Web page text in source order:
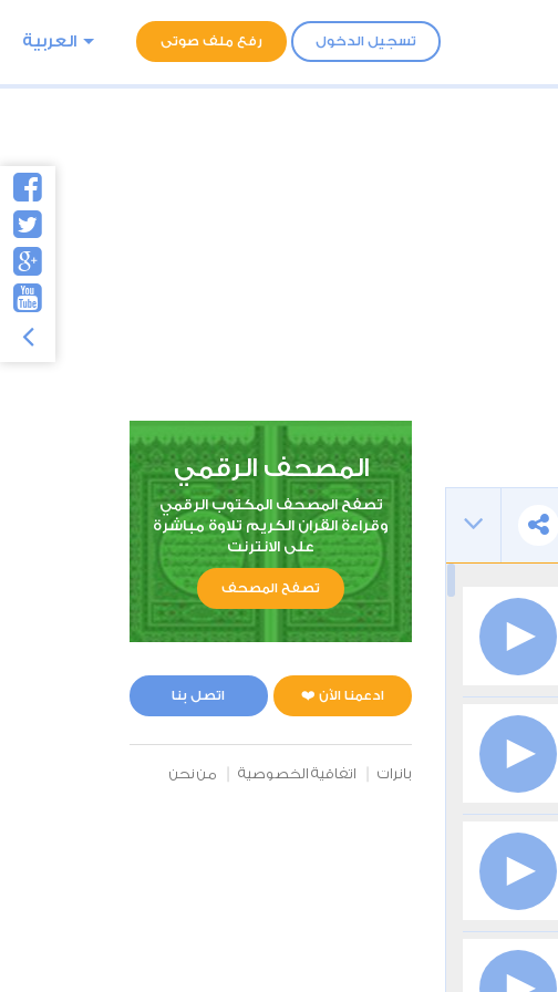
تسجيل الدخول رفع ملف صوتى العربية
المصحف الرقمي
تصفح المصحف المكتوب الرقمي
وقراءة القران الكريم تلاوة مباشرة
على الانترنت
تصفح المصحف
ادعمنا الآن ❤️ اتصل بنا
بانرات اتفاقية الخصوصية من نحن